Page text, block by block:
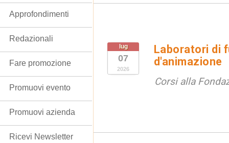
lug
07
2026
Laboratori di
d'animazione
Corsi alla
Approfondimenti
Redazionali
Fare promozione
Promuovi evento
Promuovi azienda
Ricevi Newsletter